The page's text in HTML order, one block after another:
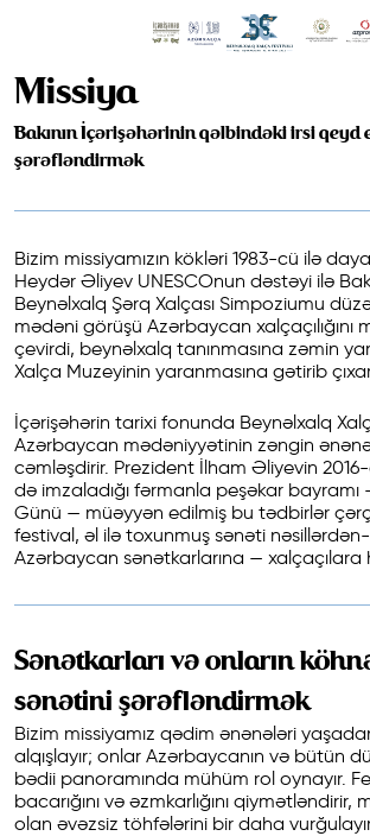
Missiya
Bakının İçərişəhərinin qəlbindəki irsi qeyd
şərəfləndirmək
Bizim missiyamızın kökləri 1983-cü ilə
Heydər Əliyev UNESCOnun dəstəyi ilə
Beynəlxalq Şərq Xalçası Simpoziumu
mədəni görüşü Azərbaycan xalçaçılığını
çevirdi, beynəlxalq tanınmasına zəmin
Xalça Muzeyinin yaranmasına gətirib
İçərişəhərin tarixi fonunda Beynəlxalq
Azərbaycan mədəniyyətinin zəngin
cəmləşdirir. Prezident İlham Əliyevin 2016-
də imzaladığı fərmanla peşəkar bayramı
Günü — müəyyən edilmiş bu tədbirlər
festival, əl ilə toxunmuş sənəti
Azərbaycan sənətkarlarına — xalçaçılara
Sənətkarları və onların
sənətini şərəfləndirmək
Bizim missiyamız qədim ənənələri
alqışlayır; onlar Azərbaycanın və bütün
bədii panoramında mühüm rol oynayır.
bacarığını və əzmkarlığını qiymətləndirir,
olan əvəzsiz töhfələrini bir daha